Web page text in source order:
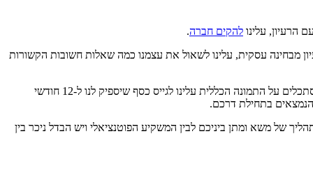
הרעיון, עלינו להקים חברה.
מבחינה עסקית, עלינו לשאול את עצמנו כמה שאלות חשובות הקשורות
כמה כסף לגייס? – התשובה צריכה להיות כמה שיותר כסף תמורת כמה שפחות נתח מהחברה. בשלבים הראשונים זה כמובן לא פשוט, אבל כשמסתכלים על התמונה הכללית עלינו לגייס כסף שיספיק לנו ל-12 חודשי
הנמצאים בתחילת דרכם.
של משא ומתן ביניכם לבין המשקיע הפוטנציאלי ויש הבדל ניכר בין